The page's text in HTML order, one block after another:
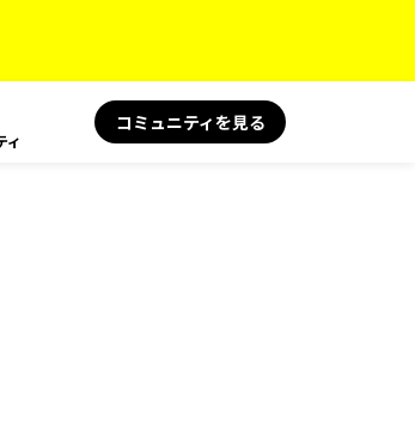
ィ
コミュニティを見る